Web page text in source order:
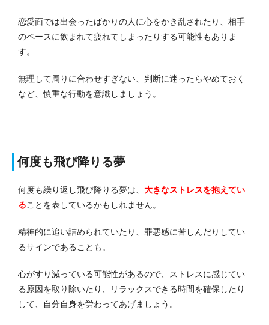
恋愛面では出会ったばかりの人に心をかき乱されたり、相手
のペースに飲まれて疲れてしまったりする可能性もありま
す。
無理して周りに合わせすぎない、判断に迷ったらやめておく
など、慎重な行動を意識しましょう。
何度も飛び降りる夢
何度も繰り返し飛び降りる夢は、 大きなストレスを抱えてい
ることを表しているかもしれません。
精神的に追い詰められていたり、罪悪感に苦しんだりしてい
るサインであることも。
心がすり減っている可能性があるので、ストレスに感じてい
る原因を取り除いたり、リラックスできる時間を確保したり
して、自分自身を労わってあげましょう。